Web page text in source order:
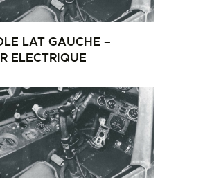
LAT GAUCHE –
ELECTRIQUE